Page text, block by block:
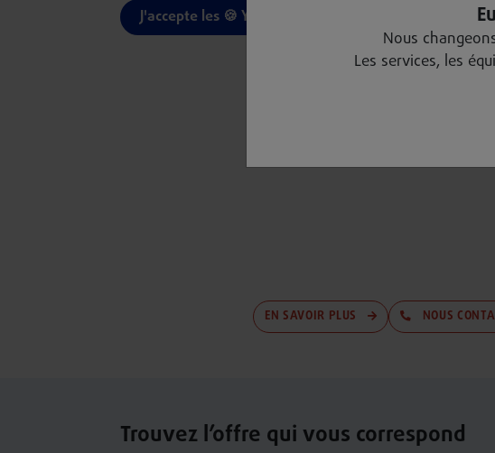
Nous
Les services, les
Pour regarder
J'accepte les 🍪 YouTube
EN SAVOIR PLUS NOUS
Trouvez l’offre qui vous correspond